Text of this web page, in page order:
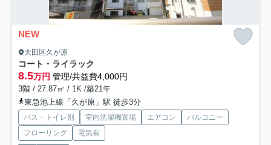
NEW
大田区久が原
コート・ライラック
8.5万円 管理/共益費4,000円
3階 / 27.87㎡ / 1K /築21年
東急池上線「久が原」駅 徒歩3分
バス・トイレ別 室内洗濯機置場 エアコン
バルコニー
フローリング
電気有